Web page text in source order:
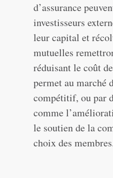
d’assurance
investisseurs
leur capital et
mutuelles
réduisant le coût
permet au marché
compétitif, ou par
comme
le soutien de la
choix des